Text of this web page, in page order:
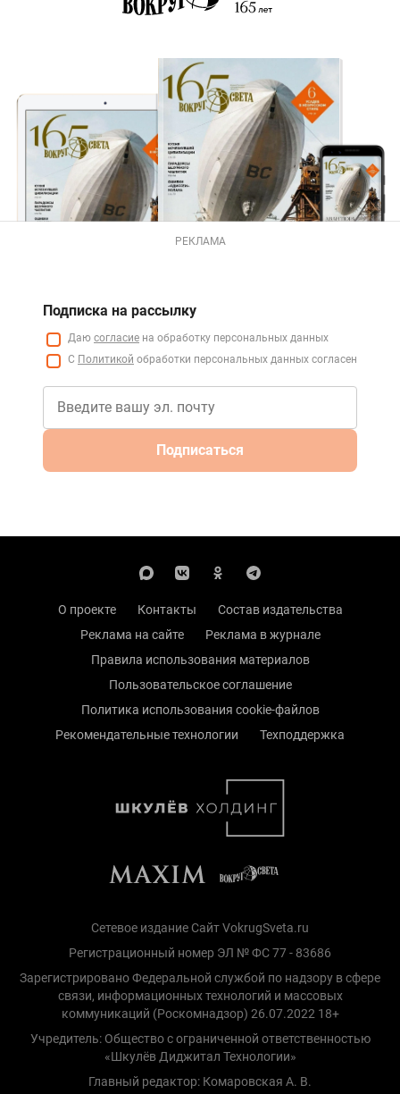
РЕКЛАМА
Подписка на рассылку
Даю согласие на обработку персональных данных
С Политикой обработки персональных данных согласен
Подписаться
О проекте Контакты
Состав издательства
Реклама на сайте
Реклама в журнале
Правила использования материалов
Пользовательское соглашение
Политика использования cookie-файлов
Рекомендательные технологии
Техподдержка
Сетевое издание Сайт VokrugSveta.ru
Регистрационный номер ЭЛ № ФС 77 - 83686
Зарегистрировано Федеральной службой по надзору в сфере
связи, информационных технологий и массовых
коммуникаций (Роскомнадзор) 26.07.2022 18+
Учредитель: Общество с ограниченной ответственностью
«Шкулёв Диджитал Технологии»
Главный редактор: Комаровская А. В.